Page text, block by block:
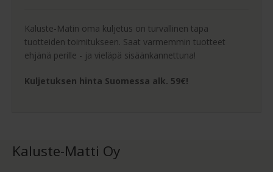
Kaluste-Matin oma kuljetus on turvallinen tapa
tuotteiden toimitukseen. Saat varmemmin tuotteet
ehjänä perille - ja vieläpä sisäänkannettuna!
Kuljetuksen hinta Suomessa alk. 59€!
Kaluste-Matti Oy